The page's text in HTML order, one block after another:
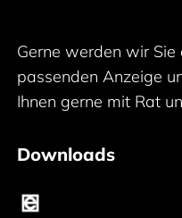
Gerne werden wir Sie
passenden Anzeige
Ihnen gerne mit Rat
Downloads